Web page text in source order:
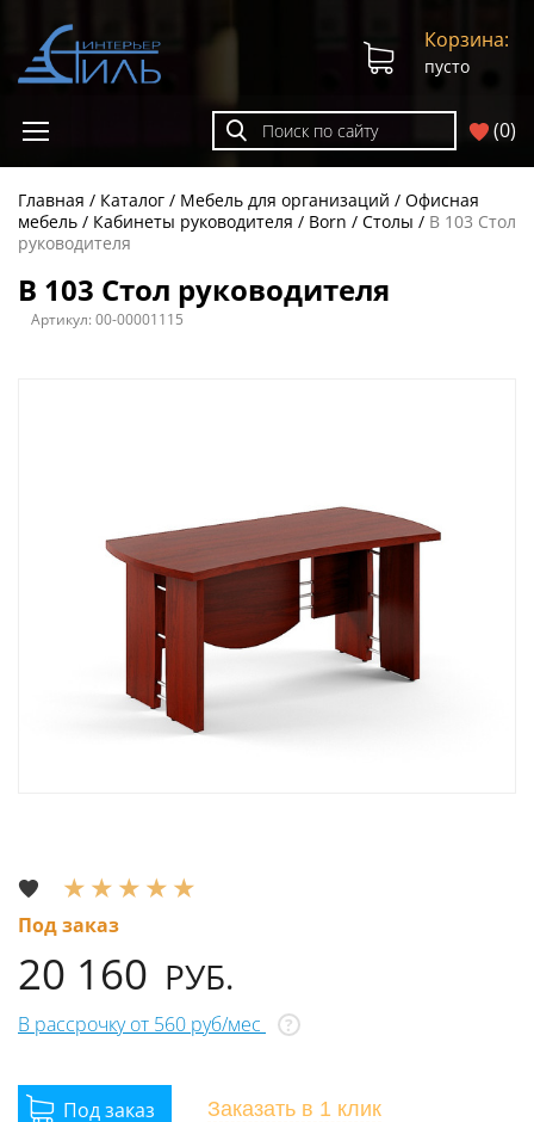
(0)
Корзина:
пусто
Главная Каталог Мебель для организаций
Офисная
мебель
Кабинеты руководителя Born Столы
B 103 Стол
руководителя
B 103 Стол руководителя
Артикул:00-00001115
Под заказ
20 160 РУБ.
В рассрочку от 560 руб/мес ?
Заказать в 1 клик